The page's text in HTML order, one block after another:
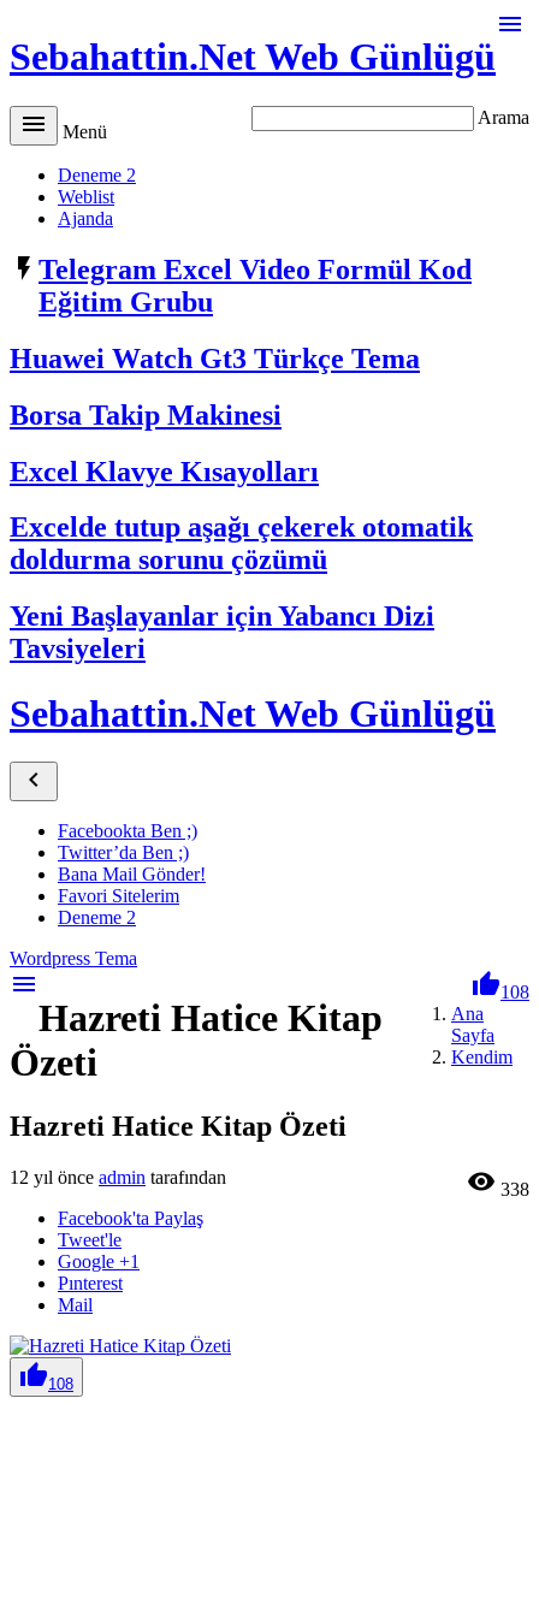
Sebahattin.Net Web Günlügü

Arama
 Menü
Deneme 2
Weblist
Ajanda
 Telegram Excel Video Formül Kod
Eğitim Grubu
Huawei Watch Gt3 Türkçe Tema
Borsa Takip Makinesi
Excel Klavye Kısayolları
Excelde tutup aşağı çekerek otomatik
doldurma sorunu çözümü
Yeni Başlayanlar için Yabancı Dizi
Tavsiyeleri
Sebahattin.Net Web Günlügü

Facebookta Ben ;)
Twitter’da Ben ;)
Bana Mail Gönder!
Favori Sitelerim
Deneme 2
Wordpress Tema
menu
Hazreti Hatice Kitap
Özeti
108
Ana
Sayfa
Kendim
Hazreti Hatice Kitap Özeti
12 yıl önce admin tarafından  338
Facebook'ta Paylaş
Tweet'le
Google +1
Pınterest
Mail
108